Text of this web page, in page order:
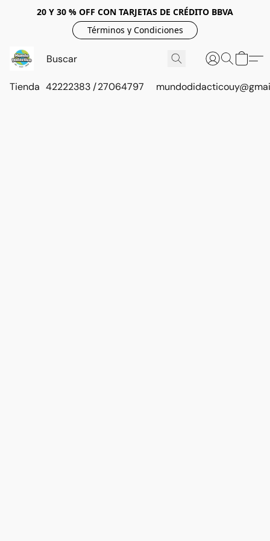
20 Y 30 % OFF CON TARJETAS DE CRÉDITO BBVA
Términos y Condiciones
Tienda 42222383 / 27064797